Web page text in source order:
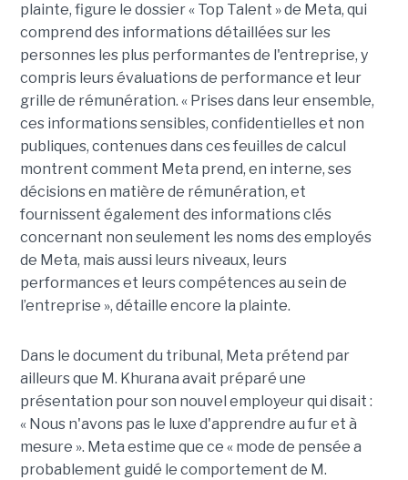
plainte, figure le dossier « Top Talent » de Meta, qui
comprend des informations détaillées sur les
personnes les plus performantes de l'entreprise, y
compris leurs évaluations de performance et leur
grille de rémunération. « Prises dans leur ensemble,
ces informations sensibles, confidentielles et non
publiques, contenues dans ces feuilles de calcul
montrent comment Meta prend, en interne, ses
décisions en matière de rémunération, et
fournissent également des informations clés
concernant non seulement les noms des employés
de Meta, mais aussi leurs niveaux, leurs
performances et leurs compétences au sein de
l’entreprise », détaille encore la plainte.
Dans le document du tribunal, Meta prétend par
ailleurs que M. Khurana avait préparé une
présentation pour son nouvel employeur qui disait :
« Nous n'avons pas le luxe d'apprendre au fur et à
mesure ». Meta estime que ce « mode de pensée a
probablement guidé le comportement de M.